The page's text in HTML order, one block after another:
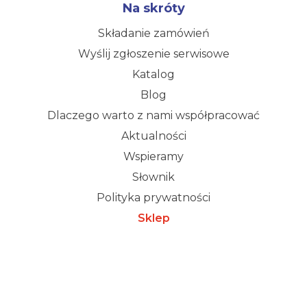
Na skróty
Składanie zamówień
Wyślij zgłoszenie serwisowe
Katalog
Blog
Dlaczego warto z nami współpracować
Aktualności
Wspieramy
Słownik
Polityka prywatności
Sklep